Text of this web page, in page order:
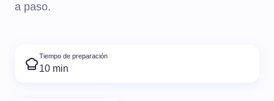
a paso.
Tiempo de preparación
10 min